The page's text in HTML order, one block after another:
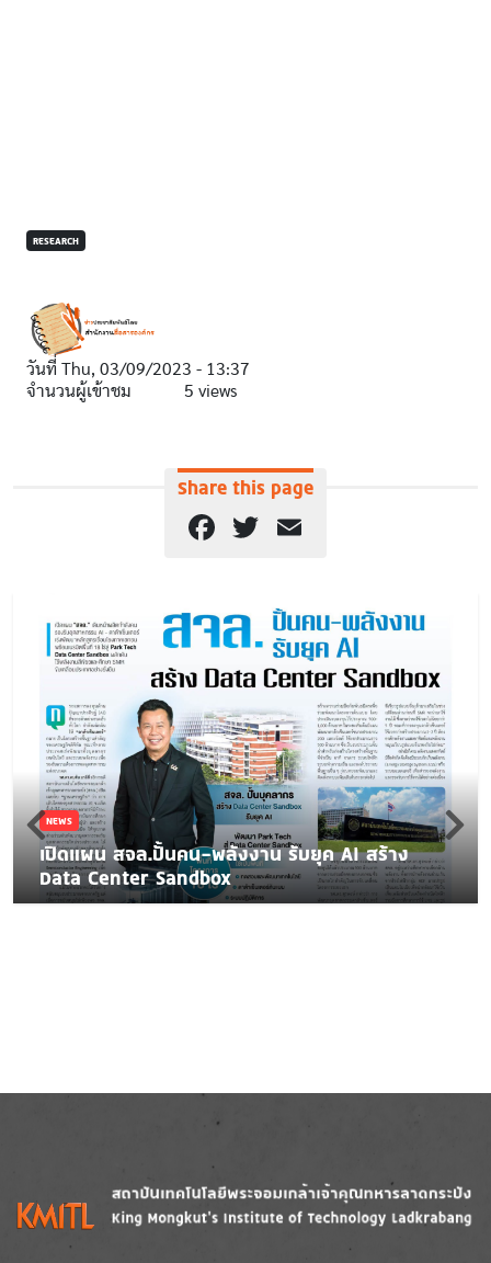
RESEARCH
วันที่ Thu, 03/09/2023 - 13:37
จำนวนผู้เข้าชม
5 views
Share this page
Facebook
Twitter
NEWS
เปิดแผน สจล.ปั้นคน-พลังงาน รับยุค AI สร้าง
Data Center Sandbox
Image